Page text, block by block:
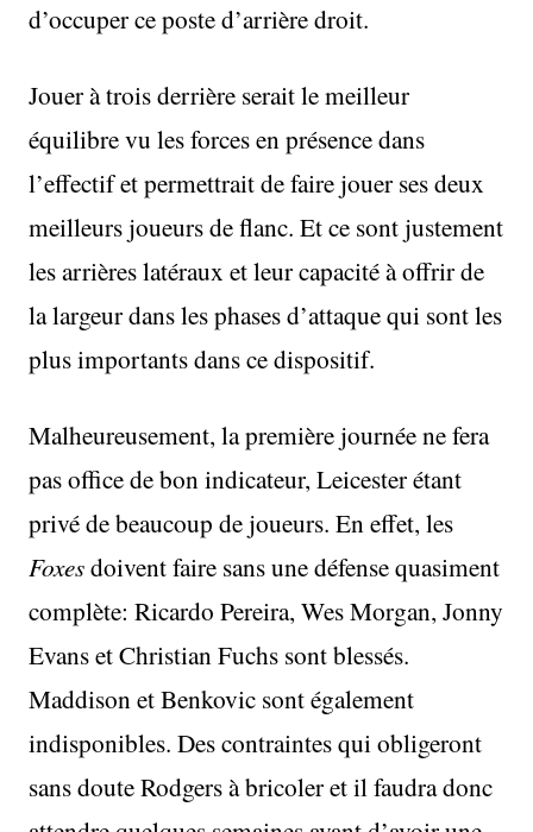
d’occuper ce poste d’arrière droit.
Jouer à trois derrière serait le meilleur
équilibre vu les forces en présence dans
l’effectif et permettrait de faire jouer ses deux
meilleurs joueurs de flanc. Et ce sont justement
les arrières latéraux et leur capacité à offrir de
la largeur dans les phases d’attaque qui sont les
plus importants dans ce dispositif.
Malheureusement, la première journée ne fera
pas office de bon indicateur, Leicester étant
privé de beaucoup de joueurs. En effet, les
Foxesdoivent faire sans une défense quasiment
complète: Ricardo Pereira, Wes Morgan, Jonny
Evans et Christian Fuchs sont blessés.
Maddison et Benkovic sont également
indisponibles. Des contraintes qui obligeront
sans doute Rodgers à bricoler et il faudra donc